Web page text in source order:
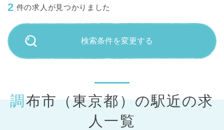
2 件の求人が見つかりました
検索条件を変更する
調布市（東京都）の駅近の求
人一覧